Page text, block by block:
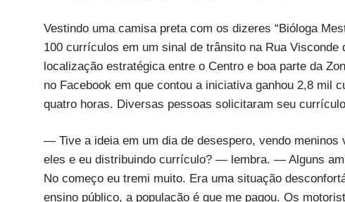
Vestindo uma camisa preta com os dizeres “Bióloga
100 currículos em um sinal de trânsito na Rua
localização estratégica entre o Centro e boa parte da
no Facebook em que contou a iniciativa ganhou 2,8 mil
quatro horas. Diversas pessoas solicitaram seu
— Tive a ideia em um dia de desespero, vendo
eles e eu distribuindo currículo? — lembra. — Alguns
No começo eu tremi muito. Era uma situação
ensino público, a população é que me pagou. Os